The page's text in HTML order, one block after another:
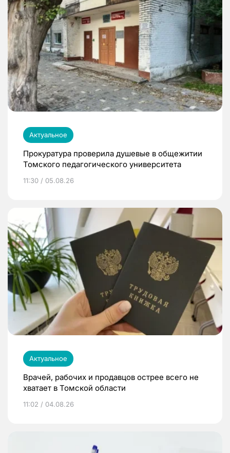
Актуальное
Прокуратура проверила душевые в общежитии
Томского педагогического университета
11:30 / 05.08.26
Актуальное
Врачей, рабочих и продавцов острее всего не
хватает в Томской области
11:02 / 04.08.26